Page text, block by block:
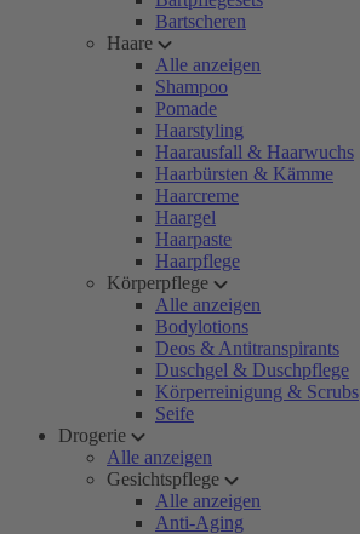
Bartscheren
Haare
Alle anzeigen
Shampoo
Pomade
Haarstyling
Haarausfall & Haarwuchs
Haarbürsten & Kämme
Haarcreme
Haargel
Haarpaste
Haarpflege
Körperpflege
Alle anzeigen
Bodylotions
Deos & Antitranspirants
Duschgel & Duschpflege
Körperreinigung & Scrubs
Seife
Drogerie
Alle anzeigen
Gesichtspflege
Alle anzeigen
Anti-Aging